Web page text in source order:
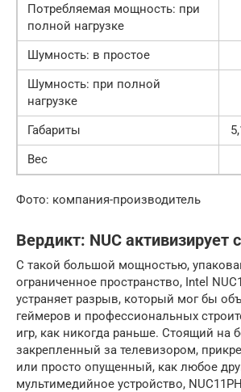
Потребляемая мощность: при
полной нагрузке
Шумность: в простое
Шумность: при полной
нагрузке
Габариты
Вес
Фото: компания-производитель
Вердикт: NUC активизирует
С такой большой мощностью,
ограниченное пространство, Intel
устраняет разрыв, который мог бы
геймеров и профессиональных
игр, как никогда раньше. Стоящий на
закрепленный за телевизором,
или просто опущенный, как любое
мультимедийное устройство,